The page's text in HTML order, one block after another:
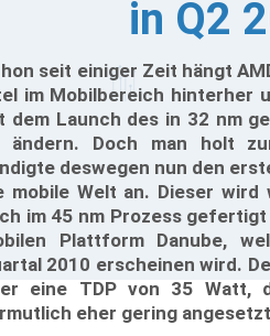
in Q2
seit einiger Zeit hängt
im Mobilbereich hinterher
dem Launch des in 32 nm
ändern. Doch man holt
deswegen nun den
mobile Welt an. Dieser wird
im 45 nm Prozess
Plattform Danube,
2010 erscheinen wird.
eine TDP von 35 Watt,
eher gering